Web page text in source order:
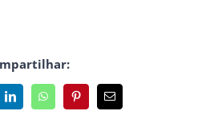
LinkedInWhatsAppPinterest
E-
mail